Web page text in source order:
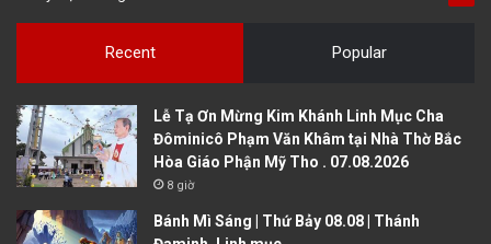
Recent Popular
Lễ Tạ Ơn Mừng Kim Khánh Linh Mục Cha
Đôminicô Phạm Văn Khâm tại Nhà Thờ Bắc
Hòa Giáo Phận Mỹ Tho . 07.08.2026
8 giờ
Bánh Mì Sáng | Thứ Bảy 08.08 | Thánh